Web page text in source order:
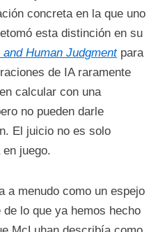
concreta en la que uno
esta distinción en su
Human Judgmentpara
de IA raramente
calcular con una
no pueden darle
El juicio no es solo
juego.
a menudo como un espejo
lo que ya hemos hecho